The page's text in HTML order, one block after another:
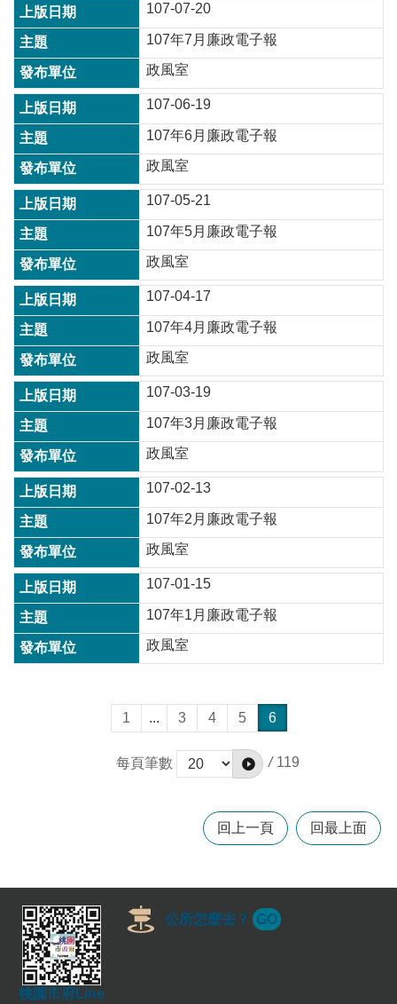
n
g
i
隱
私
權
政
策
政
府
網
站
資
料
開
放
宣
告
網
站
安
全
政
策
107-07-20
107年7月廉政電子報
政風室
107-06-19
107年6月廉政電子報
政風室
107-05-21
107年5月廉政電子報
政風室
107-04-17
107年4月廉政電子報
政風室
107-03-19
107年3月廉政電子報
政風室
107-02-13
107年2月廉政電子報
政風室
107-01-15
107年1月廉政電子報
政風室
1 ... 3 4 5 6
每頁筆數 / 119
回上一頁 回最上面
桃園市府Line
公所怎麼去？ GO